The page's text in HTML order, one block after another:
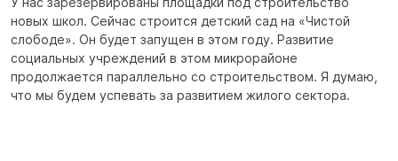
новых школ. Сейчас строится детский сад на «Чистой
слободе». Он будет запущен в этом году. Развитие
социальных учреждений в этом микрорайоне
продолжается параллельно со строительством. Я думаю,
что мы будем успевать за развитием жилого сектора.